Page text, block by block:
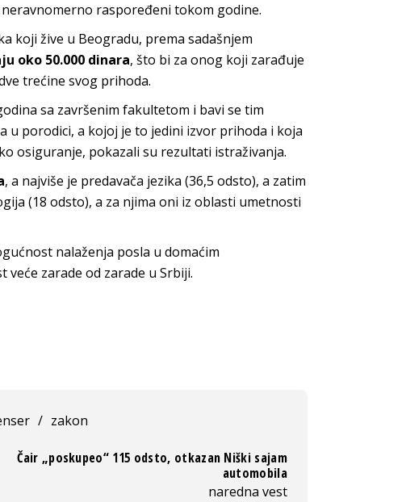
raspoređeni tokom godine.
koji žive u Beogradu, prema sadašnjem
oko 50.000 dinara, što bi za onog koji zarađuje
trećine svog prihoda.
sa završenim fakultetom i bavi se tim
u porodici, a kojoj je to jedini izvor prihoda i koja
osiguranje, pokazali su rezultati istraživanja.
, a najviše je predavača jezika (36,5 odsto), a zatim
(18 odsto), a za njima oni iz oblasti umetnosti
nalaženja posla u domaćim
zarade od zarade u Srbiji.
/ zakon
Čair „poskupeo“ 115 odsto, otkazan Niški sajam
automobila
naredna vest